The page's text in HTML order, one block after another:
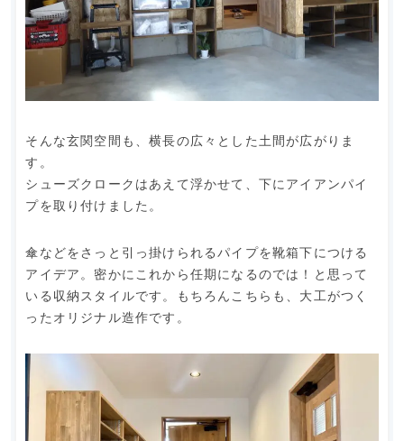
そんな玄関空間も、横長の広々とした土間が広がりま
す。
シューズクロークはあえて浮かせて、下にアイアンパイ
プを取り付けました。
傘などをさっと引っ掛けられるパイプを靴箱下につける
アイデア。密かにこれから任期になるのでは！と思って
いる収納スタイルです。もちろんこちらも、大工がつく
ったオリジナル造作です。